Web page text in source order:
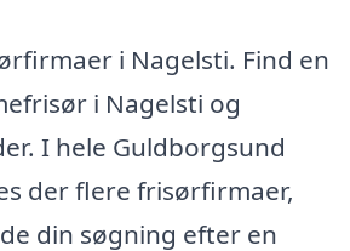
i Nagelsti. Find en
i Nagelsti og
I hele Guldborgsund
der flere frisørfirmaer,
din søgning efter en